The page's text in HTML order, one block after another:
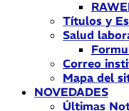
Títulos y
Salud
Correo
Mapa del
NOVEDADES
Últimas